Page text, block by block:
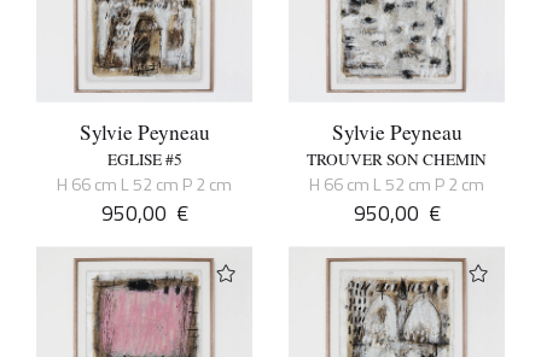
Sylvie Peyneau
EGLISE #5
H 66 cm L 52 cm P 2 cm
950,00 €
Sylvie Peyneau
TROUVER SON CHEMIN
H 66 cm L 52 cm P 2 cm
950,00 €